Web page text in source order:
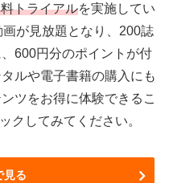
トライアルを実施してい
が見放題となり、200誌
600円分のポイントが付
ルや電子書籍の購入にも
ツをお得に体験できるこ
クしてみてください。
見る